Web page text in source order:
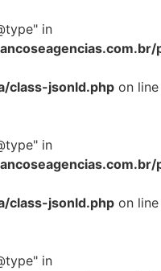
in
class-jsonld.php on line
in
class-jsonld.php on line
in